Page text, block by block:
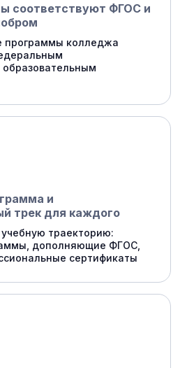
соответствуют ФГОС и
программы колледжа
образовательным
и
трек для каждого
траекторию:
дополняющие ФГОС,
сертификаты